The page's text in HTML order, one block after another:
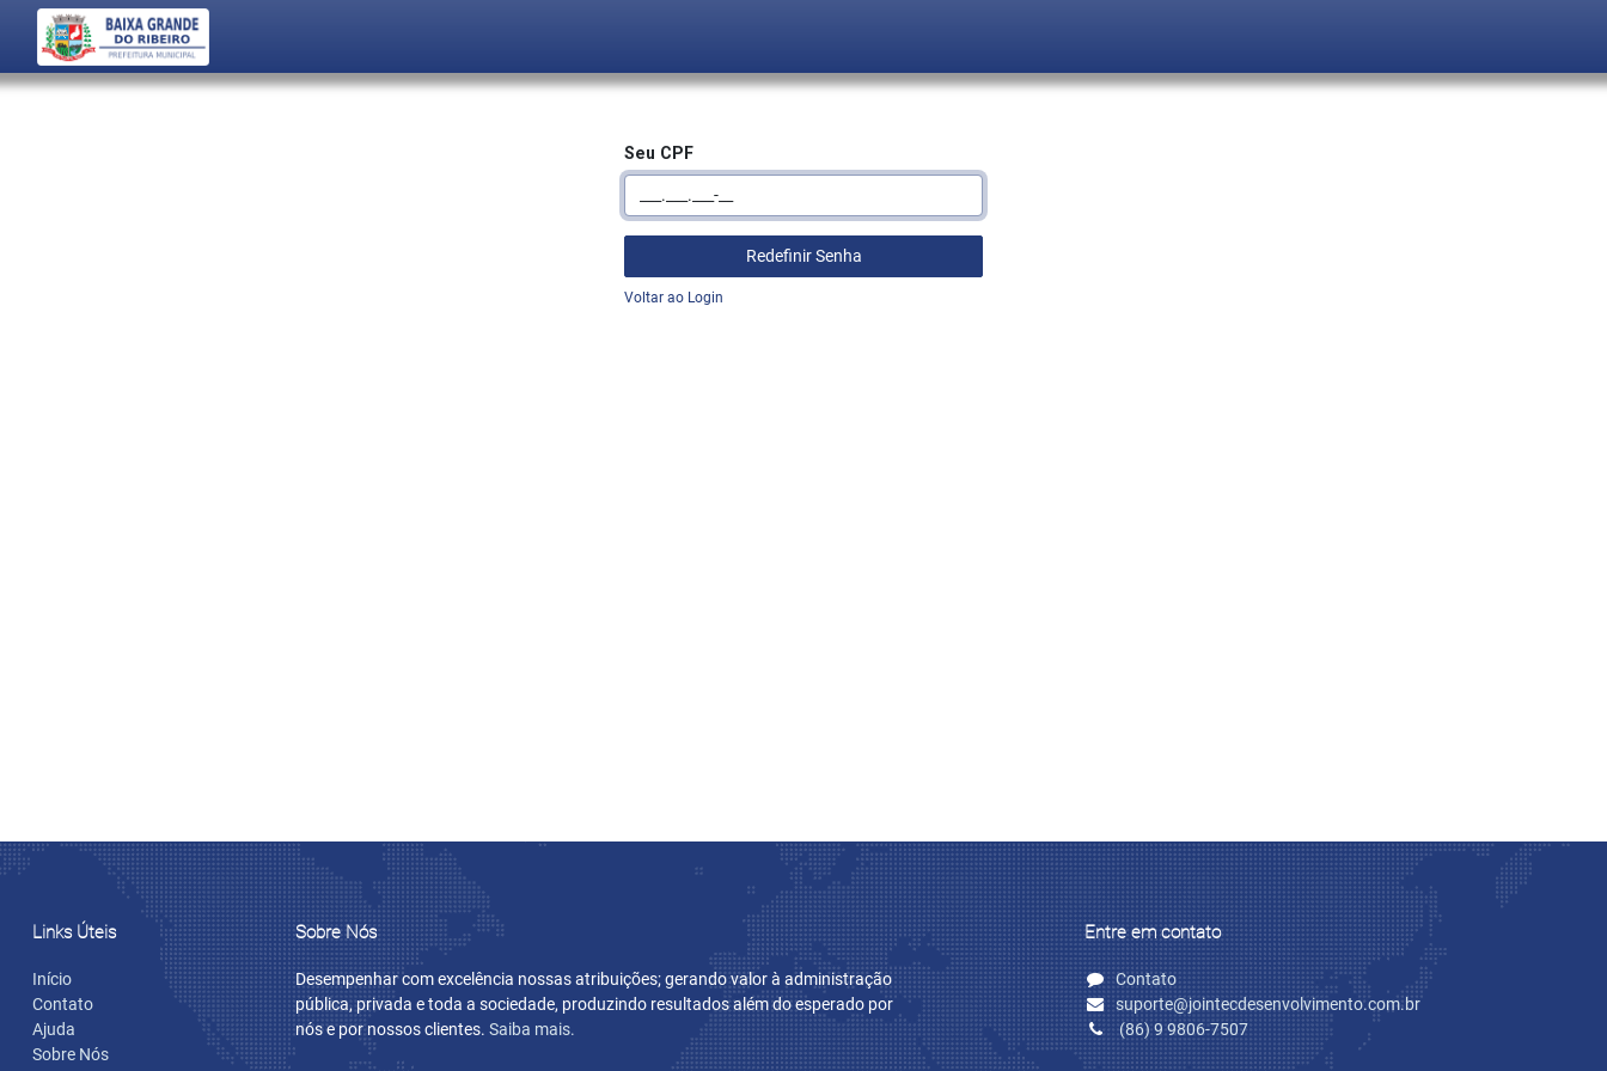
Seu CPF
Redefinir Senha
Voltar ao Login
Links Úteis
Início
Contato
Ajuda
Sobre Nós
Sobre Nós
Desempenhar com excelência nossas atribuições; gerando valor à administração
pública, privada e toda a sociedade, produzindo resultados além do esperado por
nós e por nossos clientes. Saiba mais.
Entre em contato
Contato
suporte@jointecdesenvolvimento.com.br
(86) 9 9806-7507